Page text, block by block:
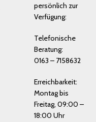
persönlich zur
Verfügung:
Telefonische
Beratung:
0163 – 7158632
Erreichbarkeit:
Montag bis
Freitag, 09:00 –
18:00 Uhr